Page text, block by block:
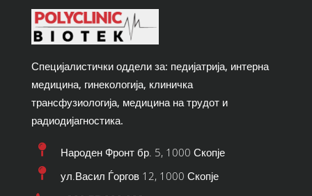
Специјалистички оддели за: педијатрија, интерна
медицина, гинекологија, клиничка
трансфузиологија, медицина на трудот и
радиодијагностика.
Народен Фронт бр. 5, 1000 Скопје
ул.Васил Ѓоргов 12, 1000 Скопје